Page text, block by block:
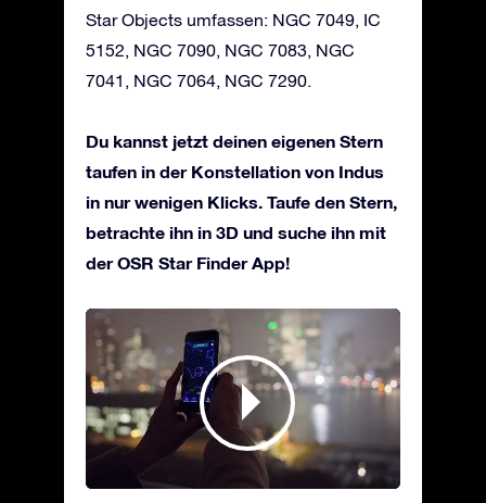
Star Objects umfassen: NGC 7049, IC
5152, NGC 7090, NGC 7083, NGC
7041, NGC 7064, NGC 7290.
Du kannst jetzt deinen eigenen Stern
taufen in der Konstellation von Indus
in nur wenigen Klicks. Taufe den Stern,
betrachte ihn in 3D und suche ihn mit
der OSR Star Finder App!